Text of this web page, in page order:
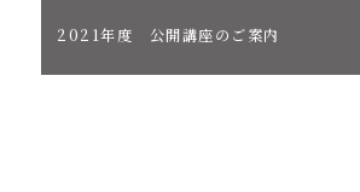
2021年度 公開講座のご案内